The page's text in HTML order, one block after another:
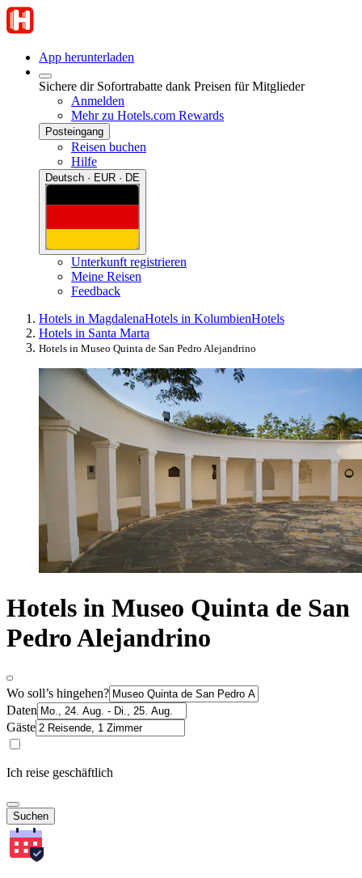
App herunterladen
Sichere dir Sofortrabatte dank Preisen für Mitglieder
Anmelden
Mehr zu Hotels.com Rewards
Posteingang
Reisen buchen
Hilfe
Deutsch · EUR · DE
Unterkunft registrieren
Meine Reisen
Feedback
Hotels in MagdalenaHotels in KolumbienHotels
Hotels in Santa Marta
Hotels in Museo Quinta de San Pedro Alejandrino
Hotels in Museo Quinta de San
Pedro Alejandrino
Wo soll’s hingehen?
Daten
Gäste
Ich reise geschäftlich
Suchen